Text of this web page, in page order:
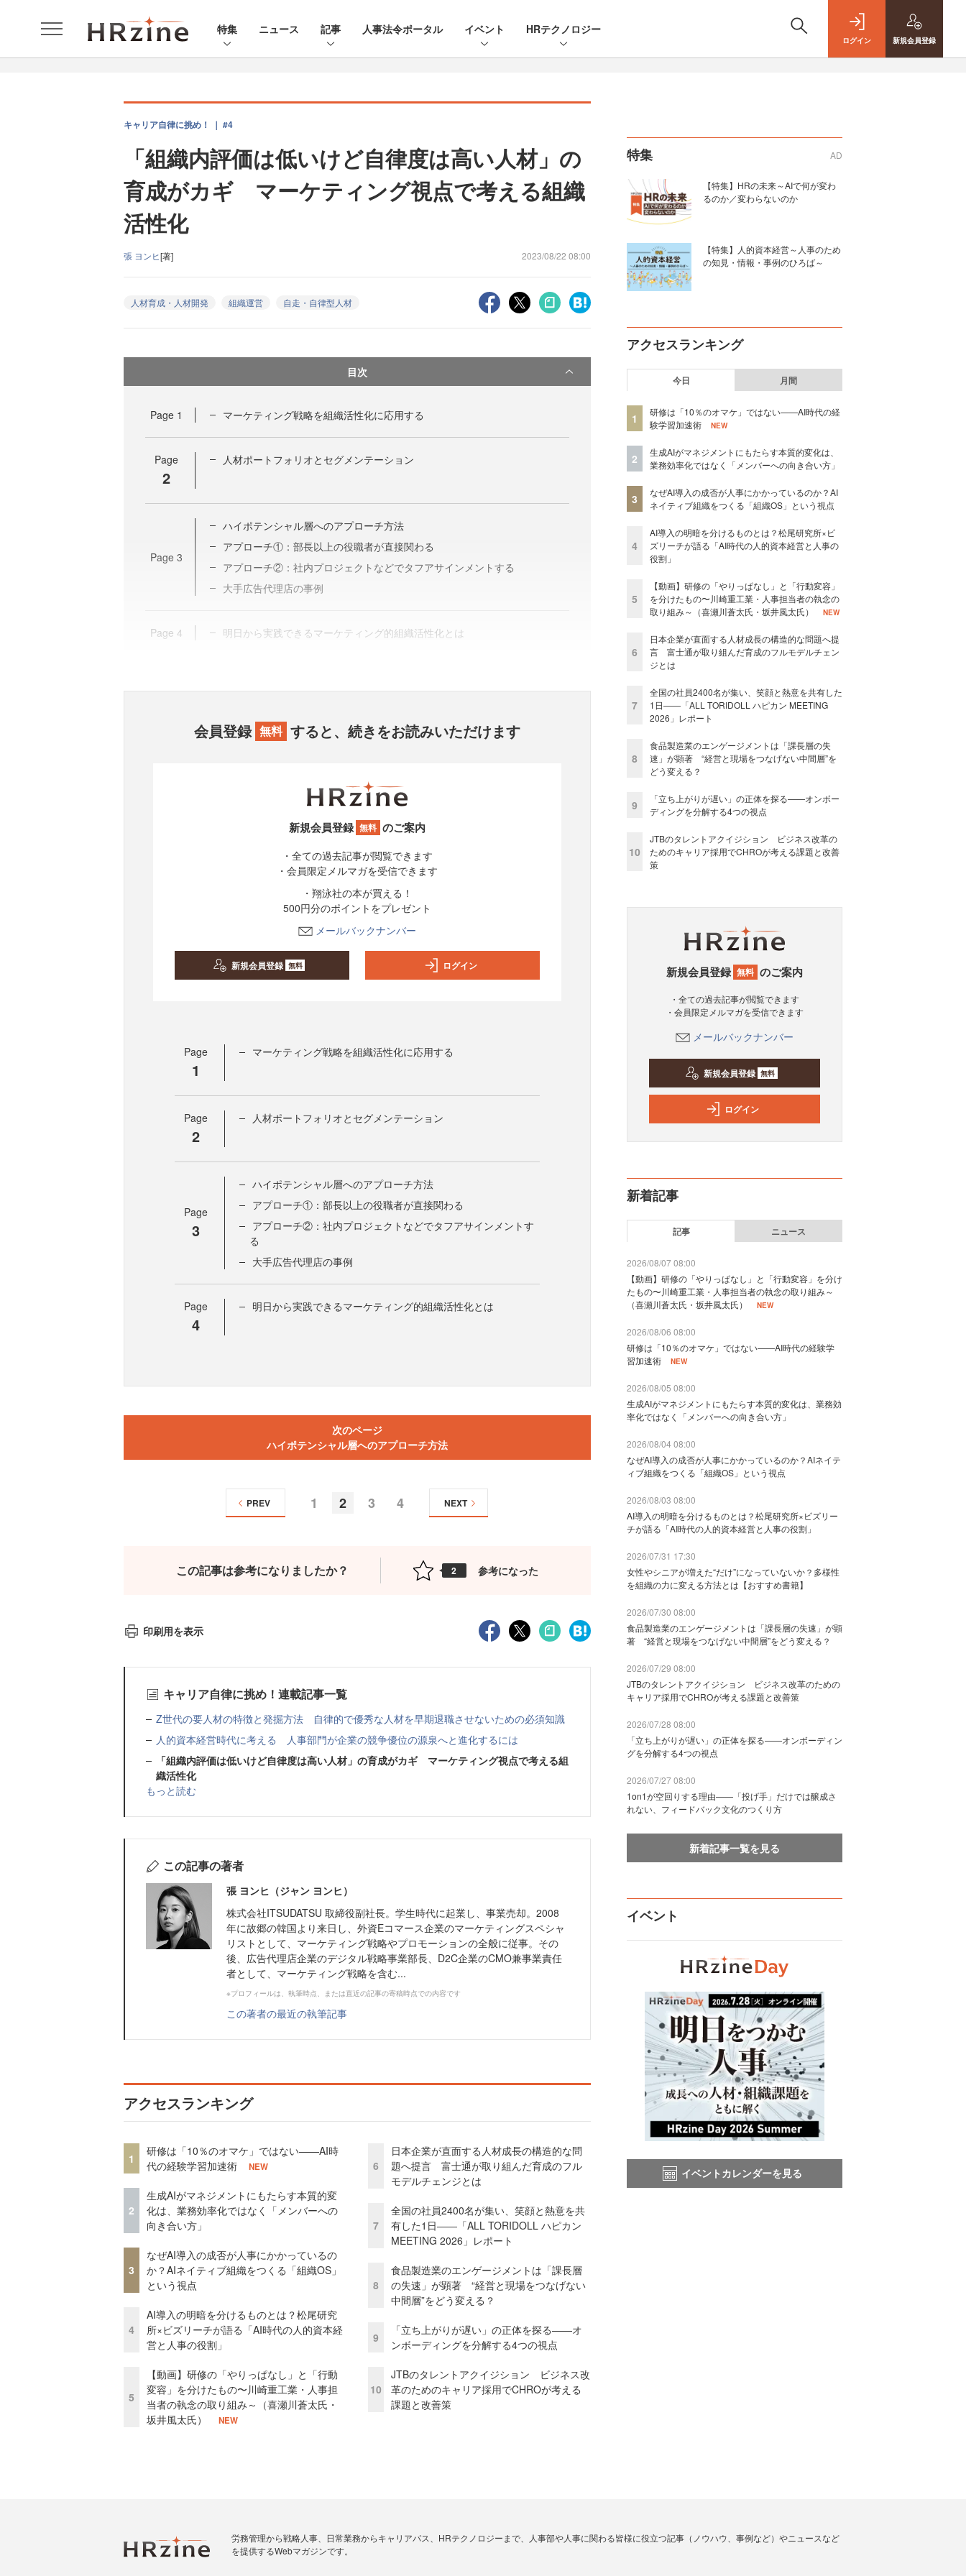
特集 ニュース 記事 人事法令ポータル イベント HRテクノロジー
ログイン 新規会員登録
キャリア自律に挑め！ ｜ #4
「組織内評価は低いけど自律度は高い人材」の
育成がカギ マーケティング視点で考える組織
活性化
張 ヨンヒ[著] 2023/08/22 08:00
人材育成・人材開発 組織運営 自走・自律型人材
目次
Page 1 マーケティング戦略を組織活性化に応用する
Page
2
人材ポートフォリオとセグメンテーション
Page 3
ハイポテンシャル層へのアプローチ方法
アプローチ①：部長以上の役職者が直接関わる
アプローチ②：社内プロジェクトなどでタフアサインメントする
大手広告代理店の事例
Page 4 明日から実践できるマーケティング的組織活性化とは
会員登録 無料 すると、続きをお読みいただけます
新規会員登録 無料 のご案内
・全ての過去記事が閲覧できます
・会員限定メルマガを受信できます
・翔泳社の本が買える！
500円分のポイントをプレゼント
メールバックナンバー
新規会員登録 無料 ログイン
Page
1
マーケティング戦略を組織活性化に応用する
Page
2
人材ポートフォリオとセグメンテーション
Page
3
ハイポテンシャル層へのアプローチ方法
アプローチ①：部長以上の役職者が直接関わる
アプローチ②：社内プロジェクトなどでタフアサインメントす
る
大手広告代理店の事例
Page
4
明日から実践できるマーケティング的組織活性化とは
次のページ
ハイポテンシャル層へのアプローチ方法
1 2 3 4
PREV NEXT
この記事は参考になりましたか？ 2 参考になった
印刷用を表示
キャリア自律に挑め！連載記事一覧
Z世代の要人材の特徴と発掘方法 自律的で優秀な人材を早期退職させないための必須知識
人的資本経営時代に考える 人事部門が企業の競争優位の源泉へと進化するには
「組織内評価は低いけど自律度は高い人材」の育成がカギ マーケティング視点で考える組
織活性化
もっと読む
この記事の著者
張 ヨンヒ（ジャン ヨンヒ）
株式会社ITSUDATSU 取締役副社長。学生時代に起業し、事業売却。2008
年に故郷の韓国より来日し、外資Eコマース企業のマーケティングスペシャ
リストとして、マーケティング戦略やプロモーションの全般に従事。その
後、広告代理店企業のデジタル戦略事業部長、D2C企業のCMO兼事業責任
者として、マーケティング戦略を含む...
※プロフィールは、執筆時点、または直近の記事の寄稿時点での内容です
この著者の最近の執筆記事
アクセスランキング
1
研修は「10％のオマケ」ではない——AI時
代の経験学習加速術
NEW
2
生成AIがマネジメントにもたらす本質的変
化は、業務効率化ではなく「メンバーへの
向き合い方」
3
なぜAI導入の成否が人事にかかっているの
か？AIネイティブ組織をつくる「組織OS」
という視点
4
AI導入の明暗を分けるものとは？松尾研究
所×ビズリーチが語る「AI時代の人的資本経
営と人事の役割」
5
【動画】研修の「やりっぱなし」と「行動
変容」を分けたもの〜川崎重工業・人事担
当者の執念の取り組み～（喜瀬川蒼太氏・
坂井風太氏）
NEW
6
日本企業が直面する人材成長の構造的な問
題へ提言 富士通が取り組んだ育成のフル
モデルチェンジとは
7
全国の社員2400名が集い、笑顔と熱意を共
有した1日――「ALL TORIDOLL ハピカン
MEETING 2026」レポート
8
食品製造業のエンゲージメントは「課長層
の失速」が顕著 “経営と現場をつなげない
中間層”をどう変える？
9
「立ち上がりが遅い」の正体を探る——オ
ンボーディングを分解する4つの視点
10
JTBのタレントアクイジション ビジネス改
革のためのキャリア採用でCHROが考える
課題と改善策
特集 AD
【特集】HRの未来～AIで何が変わ
るのか／変わらないのか
【特集】人的資本経営～人事のため
の知見・情報・事例のひろば～
アクセスランキング
今日 月間
1
研修は「10％のオマケ」ではない——AI時代の経
験学習加速術
NEW
2
生成AIがマネジメントにもたらす本質的変化は、
業務効率化ではなく「メンバーへの向き合い方」
3
なぜAI導入の成否が人事にかかっているのか？AI
ネイティブ組織をつくる「組織OS」という視点
4
AI導入の明暗を分けるものとは？松尾研究所×ビ
ズリーチが語る「AI時代の人的資本経営と人事の
役割」
5
【動画】研修の「やりっぱなし」と「行動変容」
を分けたもの〜川崎重工業・人事担当者の執念の
取り組み～（喜瀬川蒼太氏・坂井風太氏）
NEW
6
日本企業が直面する人材成長の構造的な問題へ提
言 富士通が取り組んだ育成のフルモデルチェン
ジとは
7
全国の社員2400名が集い、笑顔と熱意を共有した
1日――「ALL TORIDOLL ハピカン MEETING
2026」レポート
8
食品製造業のエンゲージメントは「課長層の失
速」が顕著 “経営と現場をつなげない中間層”を
どう変える？
9
「立ち上がりが遅い」の正体を探る——オンボー
ディングを分解する4つの視点
10
JTBのタレントアクイジション ビジネス改革の
ためのキャリア採用でCHROが考える課題と改善
策
新規会員登録 無料 のご案内
・全ての過去記事が閲覧できます
・会員限定メルマガを受信できます
メールバックナンバー
新規会員登録 無料
ログイン
新着記事
記事 ニュース
2026/08/07 08:00
【動画】研修の「やりっぱなし」と「行動変容」を分け
たもの〜川崎重工業・人事担当者の執念の取り組み～
（喜瀬川蒼太氏・坂井風太氏）
NEW
2026/08/06 08:00
研修は「10％のオマケ」ではない——AI時代の経験学
習加速術
NEW
2026/08/05 08:00
生成AIがマネジメントにもたらす本質的変化は、業務効
率化ではなく「メンバーへの向き合い方」
2026/08/04 08:00
なぜAI導入の成否が人事にかかっているのか？AIネイテ
ィブ組織をつくる「組織OS」という視点
2026/08/03 08:00
AI導入の明暗を分けるものとは？松尾研究所×ビズリー
チが語る「AI時代の人的資本経営と人事の役割」
2026/07/31 17:30
女性やシニアが増えた“だけ”になっていないか？多様性
を組織の力に変える方法とは【おすすめ書籍】
2026/07/30 08:00
食品製造業のエンゲージメントは「課長層の失速」が顕
著 “経営と現場をつなげない中間層”をどう変える？
2026/07/29 08:00
JTBのタレントアクイジション ビジネス改革のための
キャリア採用でCHROが考える課題と改善策
2026/07/28 08:00
「立ち上がりが遅い」の正体を探る——オンボーディン
グを分解する4つの視点
2026/07/27 08:00
1on1が空回りする理由——「投げ手」だけでは醸成さ
れない、フィードバック文化のつくり方
新着記事一覧を見る
イベント
イベントカレンダーを見る
労務管理から戦略人事、日常業務からキャリアパス、HRテクノロジーまで、人事部や人事に関わる皆様に役立つ記事（ノウハウ、事例など）やニュースなど
を提供するWebマガジンです。